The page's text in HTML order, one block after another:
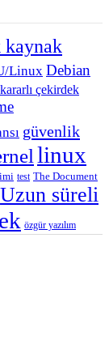
kaynak
Linux Debian
çekirdek
güvenlik
linux
test The Document
Uzun süreli
özgür yazılım